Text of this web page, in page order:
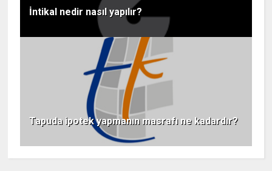
İntikal nedir nasıl yapılır?
Tapuda ipotek yapmanın masrafı ne kadardır?